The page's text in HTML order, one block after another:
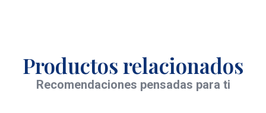
Productos relacionados
Recomendaciones pensadas para ti